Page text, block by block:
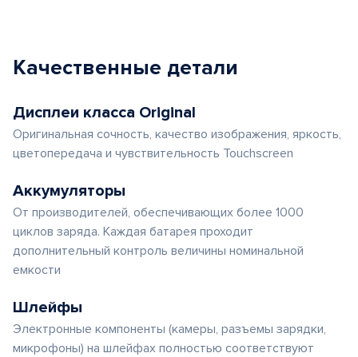
Качественные детали
Дисплеи класса Original
Оригинальная сочность, качество изображения, яркость,
цветопередача и чувствительность Touchscreen
Аккумуляторы
От производителей, обеспечивающих более 1000
циклов заряда. Каждая батарея проходит
дополнительный контроль величины номинальной
емкости
Шлейфы
Электронные компоненты (камеры, разъемы зарядки,
микрофоны) на шлейфах полностью соответствуют